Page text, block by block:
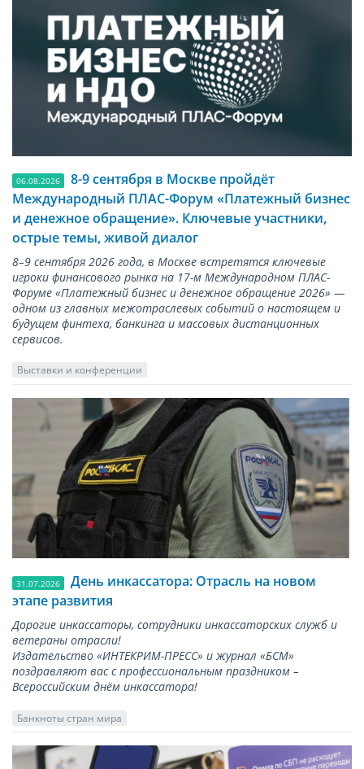
06.08.2026
8-9 сентября в Москве пройдёт
Международный ПЛАС-Форум «Платежный бизнес
и денежное обращение». Ключевые участники,
острые темы, живой диалог
8–9 сентября 2026 года, в Москве встретятся ключевые
игроки финансового рынка на 17-м Международном ПЛАС-
Форуме «Платежный бизнес и денежное обращение 2026» —
одном из главных межотраслевых событий о настоящем и
будущем финтеха, банкинга и массовых дистанционных
сервисов.
Выставки и конференции
31.07.2026
День инкассатора: Отрасль на новом
этапе развития
Дорогие инкассаторы, сотрудники инкассаторских служб и
ветераны отрасли!
Издательство «ИНТЕКРИМ-ПРЕСС» и журнал «БСМ»
поздравляют вас с профессиональным праздником –
Всероссийским днём инкассатора!
Банкноты стран мира